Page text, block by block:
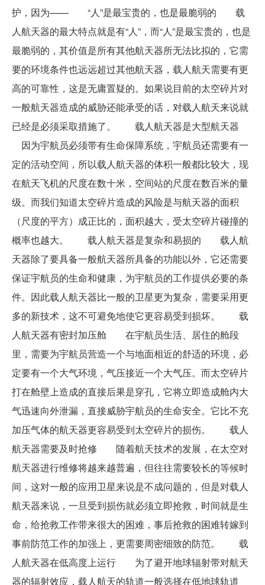
护，因为—— “人”是最宝贵的，也是最脆弱的 载
人航天器的最大特点就是有“人”，而“人”是最宝贵的，也是
最脆弱的，其价值是所有其他航天器所无法比拟的，它需
要的环境条件也远远超过其他航天器，载人航天需要有更
高的可靠性，这是无庸置疑的。如果说目前的太空碎片对
一般航天器造成的威胁还能承受的话，对载人航天来说就
已经是必须采取措施了。 载人航天器是大型航天器
因为宇航员必须带有生命保障系统，宇航员还需要有一
定的活动空间，所以载人航天器的体积一般都比较大，现
在航天飞机的尺度在数十米，空间站的尺度在数百米的量
级。而我们知道太空碎片造成的风险是与航天器的面积
（尺度的平方）成正比的，面积越大，受太空碎片碰撞的
概率也越大。 载人航天器是复杂和易损的 载人航
天器除了要具备一般航天器所具备的功能以外，它还需要
保证宇航员的生命和健康，为宇航员的工作提供必要的条
件。因此载人航天器比一般的卫星更为复杂，需要采用更
多的新技术，这不可避免地使它更容易受到损坏。 载
人航天器有密封加压舱 在宇航员生活、居住的舱段
里，需要为宇航员营造一个与地面相近的舒适的环境，必
定要有一个大气环境，气压接近一个大气压。而太空碎片
打在舱壁上造成的直接后果是穿孔，它将立即造成舱内大
气迅速向外泄漏，直接威胁宇航员的生命安全。它比不充
加压气体的航天器更容易受到太空碎片的损伤。 载人
航天器需要及时抢修 随着航天技术的发展，在太空对
航天器进行维修将越来越普遍，但往往需要较长的等候时
间，这对一般的应用卫星来说是不成问题的，但是对载人
航天器来说，一旦受到损伤就必须立即抢救，时间就是生
命，给抢救工作带来很大的困难，事后抢救的困难转嫁到
事前防范工作的加强上，更需要周密细致的防范。 载
人航天器在低高度上运行 为了避开地球辐射带对航天
器的辐射效应，载人航天的轨道一般选择在低地球轨道